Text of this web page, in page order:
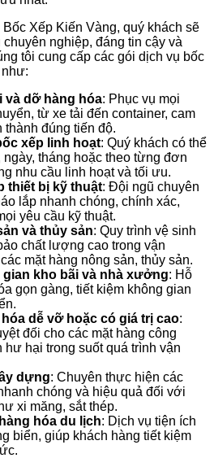
Xếp Kiến Vàng, quý khách sẽ
nghiệp, đáng tin cậy và
tôi cung cấp các gói dịch vụ bốc
và dỡ hàng hóa: Phục vụ mọi
từ xe tải đến container, cam
thành đúng tiến độ.
xếp linh hoạt: Quý khách có thể
tháng hoặc theo từng đơn
nhu cầu linh hoạt và tối ưu.
thiết bị kỹ thuật: Đội ngũ chuyên
lắp nhanh chóng, chính xác,
yêu cầu kỹ thuật.
và thủy sản: Quy trình vệ sinh
chất lượng cao trong vận
mặt hàng nông sản, thủy sản.
kho bãi và nhà xưởng: Hỗ
gọn gàng, tiết kiệm không gian
dễ vỡ hoặc có giá trị cao:
đối cho các mặt hàng công
hư hại trong suốt quá trình vận
dựng: Chuyên thực hiện các
chóng và hiệu quả đối với
xi măng, sắt thép.
hóa du lịch: Dịch vụ tiện ích
biển, giúp khách hàng tiết kiệm